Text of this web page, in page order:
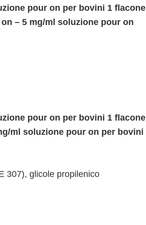
pour on per bovini 1 flacone
– 5 mg/ml soluzione pour on
pour on per bovini 1 flacone
ml soluzione pour on per bovini
307), glicole propilenico